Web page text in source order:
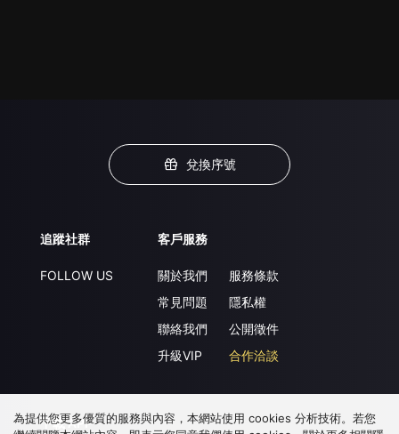
兌換序號
追蹤社群
FOLLOW US
客戶服務
關於我們
常見問題
聯絡我們
升級VIP
服務條款
隱私權
公開徵件
合作洽談
下載 APP
為提供您更多優質的服務與內容，本網站使用 cookies 分析技術。若您